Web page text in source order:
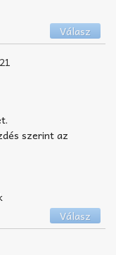
Válasz
szerint az
Válasz